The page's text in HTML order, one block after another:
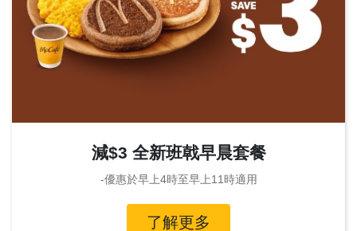
減$3 全新班戟早晨套餐
-優惠於早上4時至早上11時適用
了解更多